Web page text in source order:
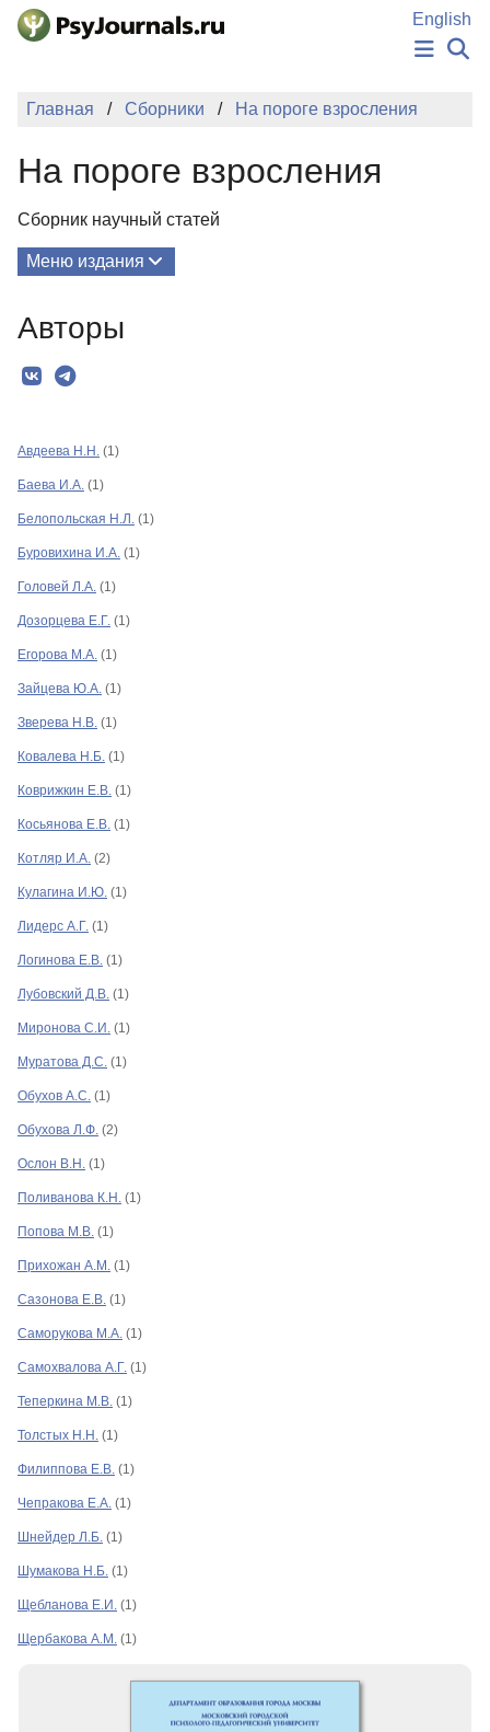
Перейти к основному содержанию
English
НОВОСТИ
ПОДАТЬ РУКОПИСЬ
КЛЮЧЕВЫЕ СЛОВА
Регистрация
Главная Сборники На пороге взросления
На пороге взросления
Сборник научный статей
Меню издания
Редколлегия
Рубрики
Авторы
Авторы
Авдеева Н.Н. (1)
Баева И.А. (1)
Белопольская Н.Л. (1)
Буровихина И.А. (1)
Головей Л.А. (1)
Дозорцева Е.Г. (1)
Егорова М.А. (1)
Зайцева Ю.А. (1)
Зверева Н.В. (1)
Ковалева Н.Б. (1)
Коврижкин Е.В. (1)
Косьянова Е.В. (1)
Котляр И.А. (2)
Кулагина И.Ю. (1)
Лидерс А.Г. (1)
Логинова Е.В. (1)
Лубовский Д.В. (1)
Миронова С.И. (1)
Муратова Д.С. (1)
Обухов А.С. (1)
Обухова Л.Ф. (2)
Ослон В.Н. (1)
Поливанова К.Н. (1)
Попова М.В. (1)
Прихожан А.М. (1)
Сазонова Е.В. (1)
Саморукова М.А. (1)
Самохвалова А.Г. (1)
Теперкина М.В. (1)
Толстых Н.Н. (1)
Филиппова Е.В. (1)
Чепракова Е.А. (1)
Шнейдер Л.Б. (1)
Шумакова Н.Б. (1)
Щебланова Е.И. (1)
Щербакова А.М. (1)